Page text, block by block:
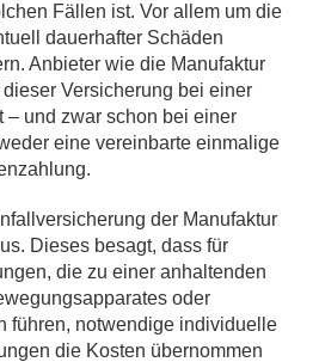
Fällen ist. Vor allem um die
dauerhafter Schäden
Anbieter wie die Manufaktur
Versicherung bei einer
und zwar schon bei einer
eine vereinbarte einmalige
der Manufaktur
Dieses besagt, dass für
die zu einer anhaltenden
oder
führen, notwendige individuelle
die Kosten übernommen